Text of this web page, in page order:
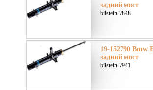
задний мост
bilstein-7848
19-152790 Bmw
задний мост
bilstein-7941